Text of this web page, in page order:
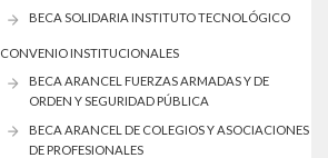
BECA SOLIDARIA INSTITUTO TECNOLÓGICO
CONVENIO INSTITUCIONALES
BECA ARANCEL FUERZAS ARMADAS Y DE
ORDEN Y SEGURIDAD PÚBLICA
BECA ARANCEL DE COLEGIOS Y ASOCIACIONES
DE PROFESIONALES